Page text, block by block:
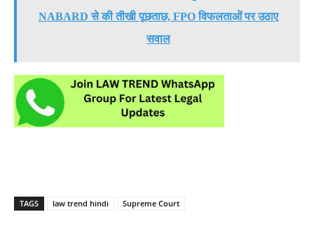
NABARD से की तीखी पूछताछ, FPO विफलताओं पर उठाए
सवाल
TAGS law trend hindi Supreme Court